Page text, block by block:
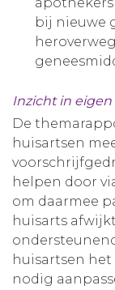
bij nieuwe
Inzicht in
De
huisartsen
helpen door
om daarmee
huisarts
huisartsen
nodig